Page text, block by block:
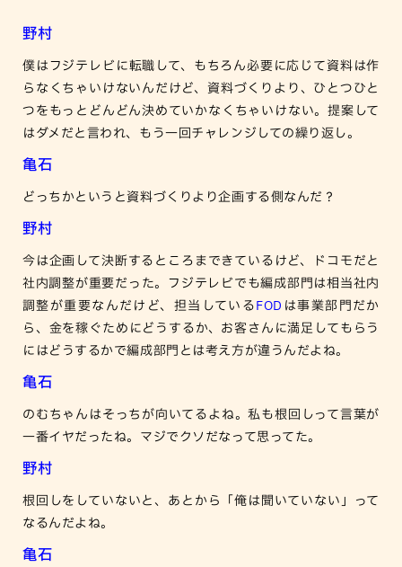
野村
僕はフジテレビに転職して、もちろん必要に応じて資料は作
らなくちゃいけないんだけど、資料づくりより、ひとつひと
つをもっとどんどん決めていかなくちゃいけない。提案して
はダメだと言われ、もう一回チャレンジしての繰り返し。
亀石
どっちかというと資料づくりより企画する側なんだ？
野村
今は企画して決断するところまできているけど、ドコモだと
社内調整が重要だった。フジテレビでも編成部門は相当社内
調整が重要なんだけど、担当しているFOD は事業部門だか
ら、金を稼ぐためにどうするか、お客さんに満足してもらう
にはどうするかで編成部門とは考え方が違うんだよね。
亀石
のむちゃんはそっちが向いてるよね。私も根回しって言葉が
一番イヤだったね。マジでクソだなって思ってた。
野村
根回しをしていないと、あとから「俺は聞いていない」って
なるんだよね。
亀石